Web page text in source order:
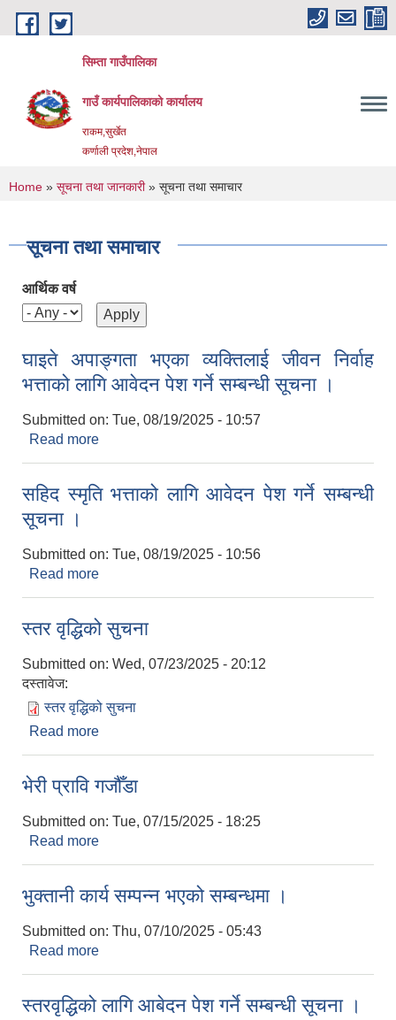
Skip to main content
सिम्ता गाउँपालिका
गाउँ कार्यपालिकाको कार्यालय
राकम,सुर्खेत
कर्णाली प्रदेश,नेपाल
You are here
Home » सूचना तथा जानकारी» सूचना तथा समाचार
सूचना तथा समाचार
आर्थिक वर्ष
घाइते अपाङ्गता भएका व्यक्तिलाई जीवन निर्वाह
भत्ताको लागि आवेदन पेश गर्ने सम्बन्धी सूचना ।
Submitted on: Tue, 08/19/2025 - 10:57
Read more
सहिद स्मृति भत्ताको लागि आवेदन पेश गर्ने सम्बन्धी
सूचना ।
Submitted on: Tue, 08/19/2025 - 10:56
Read more
स्तर वृद्धिको सुचना
Submitted on: Wed, 07/23/2025 - 20:12
दस्तावेज:
स्तर वृद्धिको सुचना
Read more
भेरी प्रावि गजौँडा
Submitted on: Tue, 07/15/2025 - 18:25
Read more
भुक्तानी कार्य सम्पन्न भएको सम्बन्धमा ।
Submitted on: Thu, 07/10/2025 - 05:43
Read more
स्तरवृद्धिको लागि आबेदन पेश गर्ने सम्बन्धी सूचना ।